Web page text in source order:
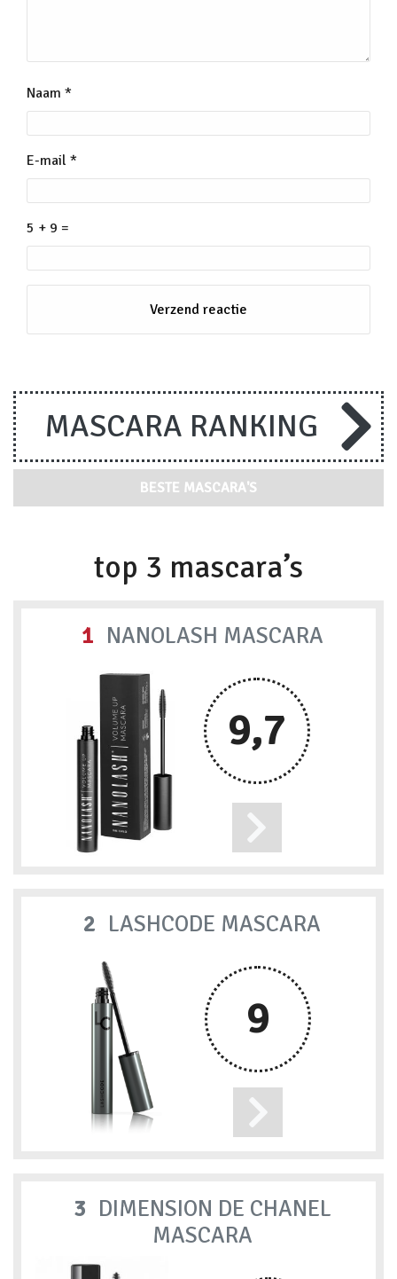
Naam *
E-mail *
5 + 9 =
MASCARA RANKING
BESTE MASCARA'S
top 3 mascara’s
1 NANOLASH MASCARA
9,7
2 LASHCODE MASCARA
9
3 DIMENSION DE CHANEL
MASCARA